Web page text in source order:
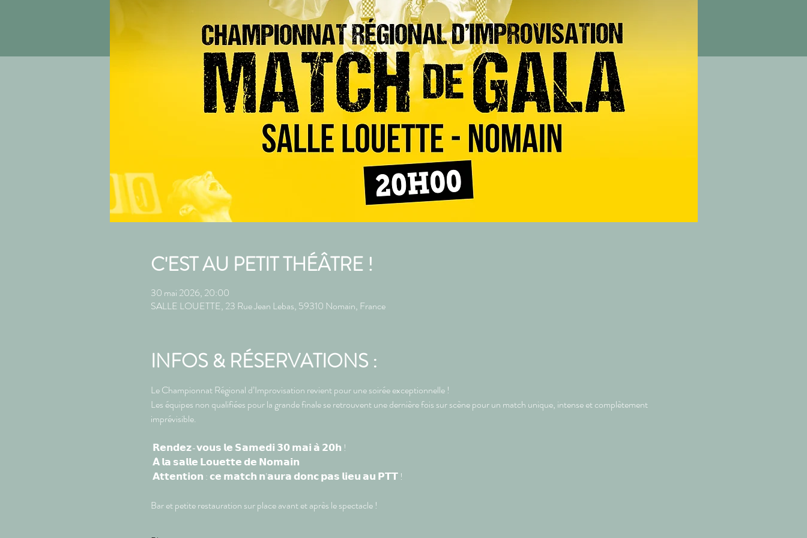
C'EST AU PETIT THÉÂTRE !
30 mai 2026, 20:00
SALLE LOUETTE, 23 Rue Jean Lebas, 59310 Nomain, France
INFOS & RÉSERVATIONS :
Le Championnat Régional d’Improvisation revient pour une soirée exceptionnelle !
Les équipes non qualifiées pour la grande finale se retrouvent une dernière fois sur scène pour un match unique, intense et complètement
imprévisible.
𝗥𝗲𝗻𝗱𝗲𝘇-𝘃𝗼𝘂𝘀 𝗹𝗲 𝗦𝗮𝗺𝗲𝗱𝗶 𝟯𝟬 𝗺𝗮𝗶 𝗮̀ 𝟮𝟬𝗵 !
𝗔̀ 𝗹𝗮 𝘀𝗮𝗹𝗹𝗲 𝗟𝗼𝘂𝗲𝘁𝘁𝗲 𝗱𝗲 𝗡𝗼𝗺𝗮𝗶𝗻
𝗔𝘁𝘁𝗲𝗻𝘁𝗶𝗼𝗻 : 𝗰𝗲 𝗺𝗮𝘁𝗰𝗵 𝗻’𝗮𝘂𝗿𝗮 𝗱𝗼𝗻𝗰 𝗽𝗮𝘀 𝗹𝗶𝗲𝘂 𝗮𝘂 𝗣𝗧𝗧 !
Bar et petite restauration sur place avant et après le spectacle !